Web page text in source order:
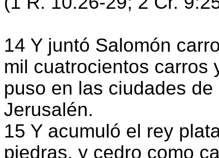
14 Y juntó Salomón
mil cuatrocientos carros
puso en las ciudades
Jerusalén.
15 Y acumuló el rey
piedras, y cedro como